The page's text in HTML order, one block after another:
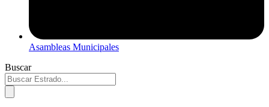
Asambleas Municipales
Buscar